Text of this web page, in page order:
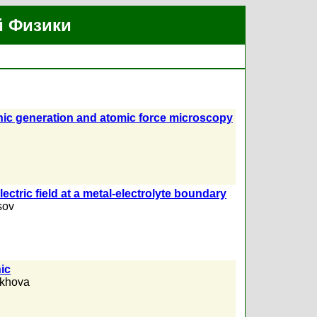
Физики
generation and atomic force microscopy
field at a metal-electrolyte boundary